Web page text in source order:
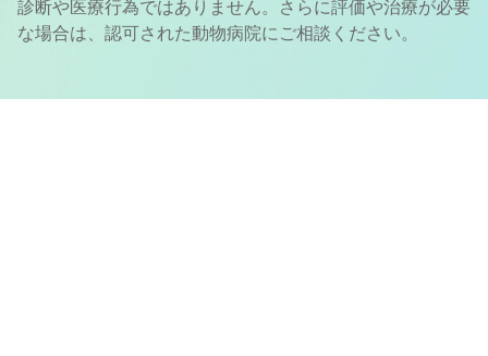
診断や医療行為ではありません。さらに評価や治療が必要
な場合は、認可された動物病院にご相談ください。